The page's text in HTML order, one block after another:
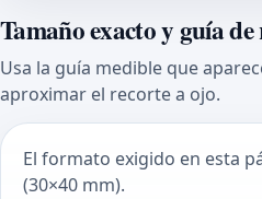
Tamaño exacto y guía
Usa la guía medible que
aproximar el recorte a ojo.
El formato exigido en esta
(30×40 mm).